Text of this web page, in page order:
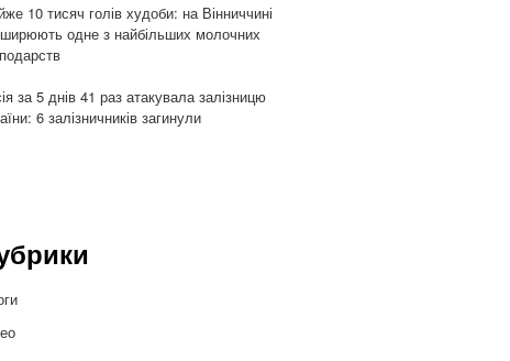
10 тисяч голів худоби: на Вінниччині
одне з найбільших молочних
за 5 днів 41 раз атакувала залізницю
6 залізничників загинули